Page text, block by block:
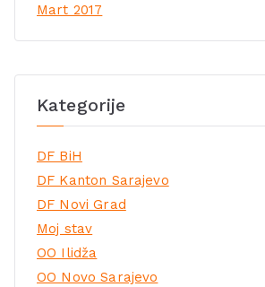
Mart 2017
Kategorije
DF BiH
DF Kanton Sarajevo
DF Novi Grad
Moj stav
OO Ilidža
OO Novo Sarajevo